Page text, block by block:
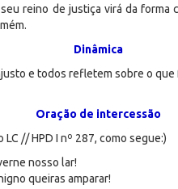
reino de justiça virá da
Dinâmica
e todos refletem sobre o que
Oração de intercessão
// HPD I nº 287, como segue:)
nosso lar!
queiras amparar!